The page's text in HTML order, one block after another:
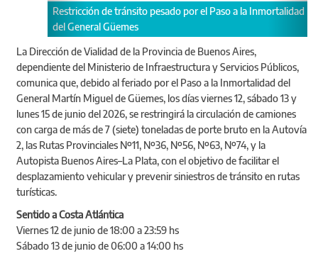
Restricción de tránsito pesado por el Paso a la Inmortalidad
del General Güemes
La Dirección de Vialidad de la Provincia de Buenos Aires,
dependiente del Ministerio de Infraestructura y Servicios Públicos,
comunica que, debido al feriado por el Paso a la Inmortalidad del
General Martín Miguel de Güemes, los días viernes 12, sábado 13 y
lunes 15 de junio del 2026, se restringirá la circulación de camiones
con carga de más de 7 (siete) toneladas de porte bruto en la Autovía
2, las Rutas Provinciales Nº11, Nº36, Nº56, Nº63, Nº74, y la
Autopista Buenos Aires–La Plata, con el objetivo de facilitar el
desplazamiento vehicular y prevenir siniestros de tránsito en rutas
turísticas.
Sentido a Costa Atlántica
Viernes 12 de junio de 18:00 a 23:59 hs
Sábado 13 de junio de 06:00 a 14:00 hs